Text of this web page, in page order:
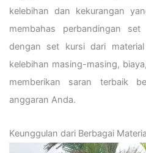
kelebihan dan kekurangan
membahas perbandingan
dengan set kursi dari
kelebihan masing-masing,
memberikan saran terbaik
anggaran Anda.
Keunggulan dari Berbagai